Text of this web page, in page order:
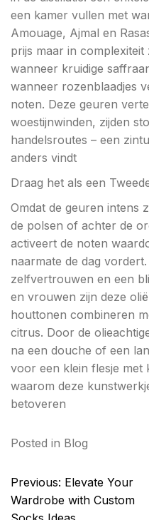
een kamer vullen met
Amouage, Ajmal en
prijs maar in complexiteit
wanneer kruidige
wanneer rozenblaadjes
noten. Deze geuren
woestijnwinden, zijden
handelsroutes – een
anders vindt
Draag het als een
Omdat de geuren intens
de polsen of achter de
activeert de noten
naarmate de dag
zelfvertrouwen en een
en vrouwen zijn deze
houttonen combineren
citrus. Door de
na een douche of een
voor een klein flesje met
waarom deze
betoveren
Posted in Blog
Post
navigation
Previous: Elevate Your
Wardrobe with Custom